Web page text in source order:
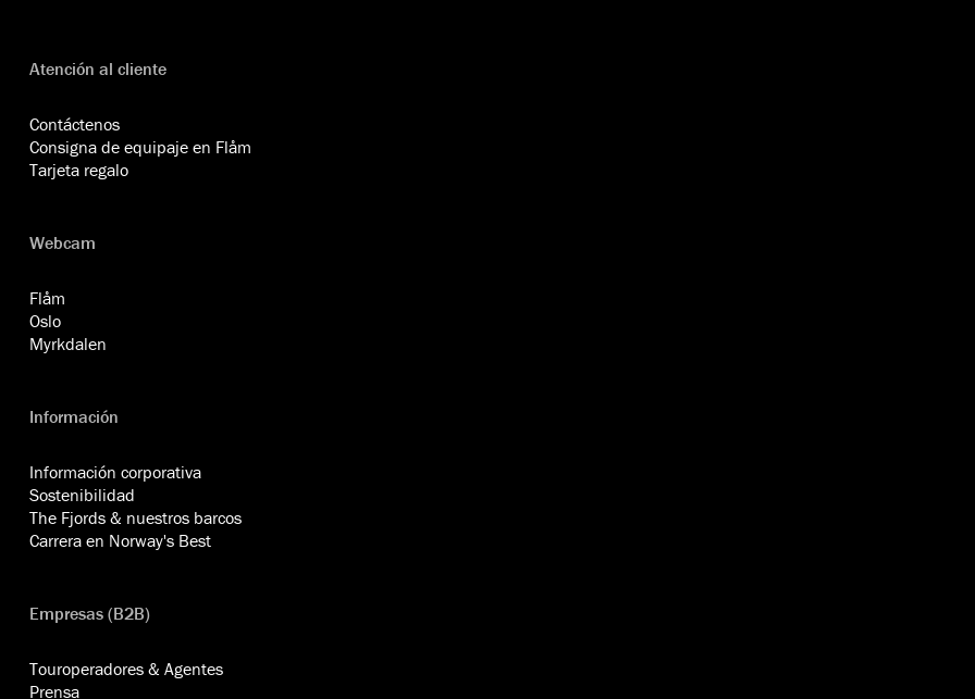
Atención al cliente
Contáctenos
Consigna de equipaje en Flåm
Tarjeta regalo
Webcam
Flåm
Oslo
Myrkdalen
Información
Información corporativa
Sostenibilidad
The Fjords & nuestros barcos
Carrera en Norway's Best
Empresas (B2B)
Touroperadores & Agentes
Prensa